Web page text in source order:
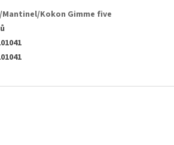
Mantinel/Kokon Gimme five